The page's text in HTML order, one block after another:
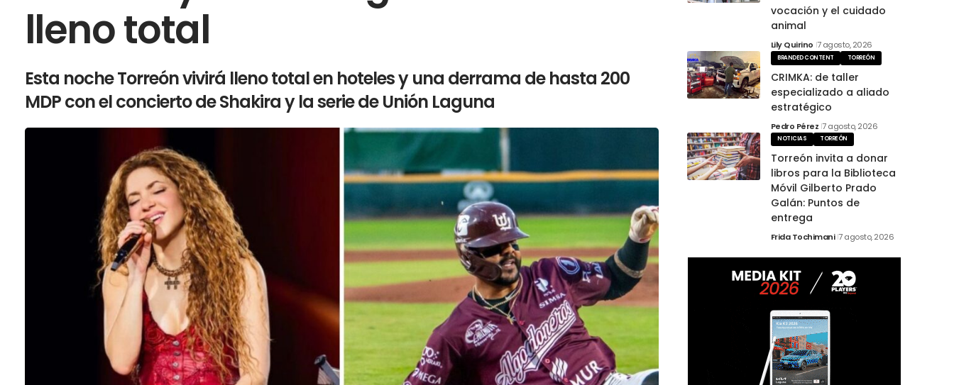
lleno total
Esta noche Torreón vivirá lleno total en hoteles y una derrama de hasta 200
MDP con el concierto de Shakira y la serie de Unión Laguna
vocación y el cuidado
animal
Lily Quirino 7 agosto, 2026
BRANDED CONTENT TORREÓN
CRIMKA: de taller
especializado a aliado
estratégico
Pedro Pérez 7 agosto, 2026
NOTICIAS TORREÓN
Torreón invita a donar
libros para la Biblioteca
Móvil Gilberto Prado
Galán: Puntos de
entrega
Frida Tochimani 7 agosto, 2026